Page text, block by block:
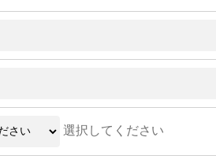
選択してください